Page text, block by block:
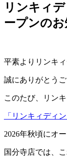
リンキィ
ープンのお
平素よりリンキ
誠にありがとうご
このたび、リン
「リンキィディ
2026年秋頃にオ
国分寺店では、